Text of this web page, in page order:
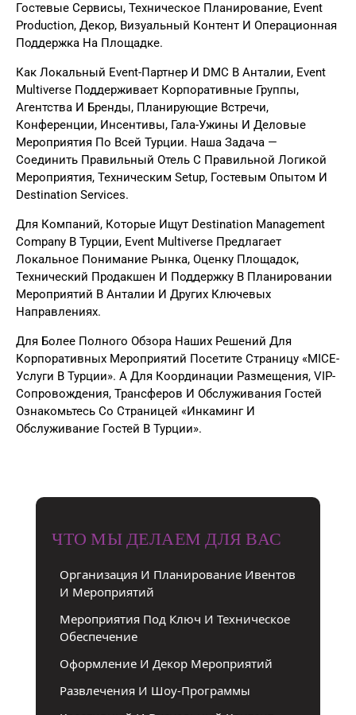
Гостевые Сервисы, Техническое Планирование, Event
Production, Декор, Визуальный Контент И Операционная
Поддержка На Площадке.
Как Локальный Event-Партнер И DMC В Анталии, Event
Multiverse Поддерживает Корпоративные Группы,
Агентства И Бренды, Планирующие Встречи,
Конференции, Инсентивы, Гала-Ужины И Деловые
Мероприятия По Всей Турции. Наша Задача —
Соединить Правильный Отель С Правильной Логикой
Мероприятия, Техническим Setup, Гостевым Опытом И
Destination Services.
Для Компаний, Которые Ищут Destination Management
Company В Турции, Event Multiverse Предлагает
Локальное Понимание Рынка, Оценку Площадок,
Технический Продакшен И Поддержку В Планировании
Мероприятий В Анталии И Других Ключевых
Направлениях.
Для Более Полного Обзора Наших Решений Для
Корпоративных Мероприятий Посетите Страницу «MICE-
Услуги В Турции». А Для Координации Размещения, VIP-
Сопровождения, Трансферов И Обслуживания Гостей
Ознакомьтесь Со Страницей «Инкаминг И
Обслуживание Гостей В Турции».
ЧТО МЫ ДЕЛАЕМ ДЛЯ ВАС
Организация И Планирование Ивентов
И Мероприятий
Мероприятия Под Ключ И Техническое
Обеспечение
Оформление И Декор Мероприятий
Развлечения И Шоу-Программы